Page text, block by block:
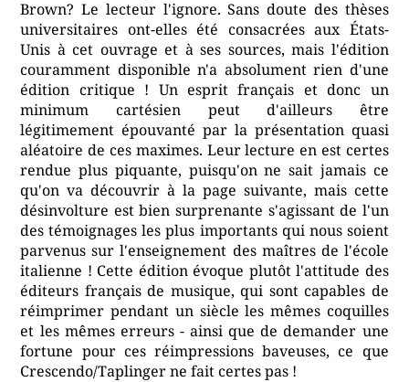
Brown? Le lecteur l'ignore. Sans doute des thèses
universitaires ont-elles été consacrées aux États-
Unis à cet ouvrage et à ses sources, mais l'édition
couramment disponible n'a absolument rien d'une
édition critique ! Un esprit français et donc un
minimum cartésien peut d'ailleurs être
légitimement épouvanté par la présentation quasi
aléatoire de ces maximes. Leur lecture en est certes
rendue plus piquante, puisqu'on ne sait jamais ce
qu'on va découvrir à la page suivante, mais cette
désinvolture est bien surprenante s'agissant de l'un
des témoignages les plus importants qui nous soient
parvenus sur l'enseignement des maîtres de l'école
italienne ! Cette édition évoque plutôt l'attitude des
éditeurs français de musique, qui sont capables de
réimprimer pendant un siècle les mêmes coquilles
et les mêmes erreurs - ainsi que de demander une
fortune pour ces réimpressions baveuses, ce que
Crescendo/Taplinger ne fait certes pas !